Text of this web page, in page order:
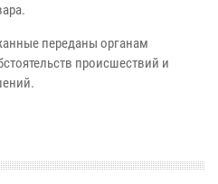
переданы органам
происшествий и